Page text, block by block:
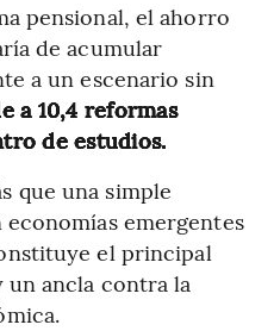
pensional, el ahorro
de acumular
a un escenario sin
a 10,4 reformas
de estudios.
que una simple
emergentes
el principal
ancla contra la